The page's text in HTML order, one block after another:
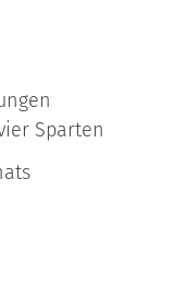
Sparten